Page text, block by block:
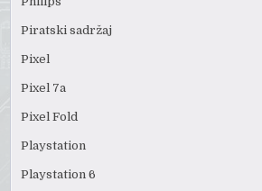
Piratski sadržaj
Pixel
Pixel 7a
Pixel Fold
Playstation
Playstation 6